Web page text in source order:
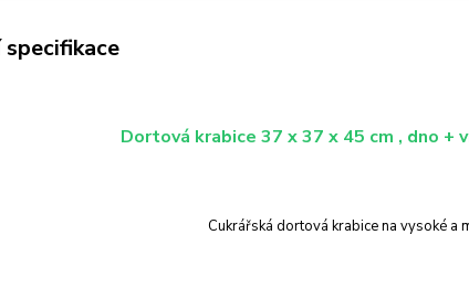
Dortová krabice 37 x 37 x 45 cm , dno +
Cukrářská dortová krabice na vysoké a